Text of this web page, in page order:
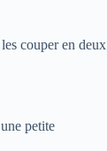
couper en deux
petite